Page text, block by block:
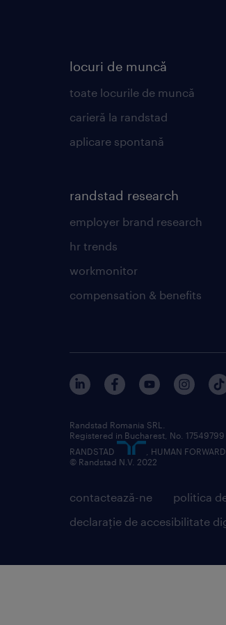
locuri de muncă
toate locurile de muncă
carieră la randstad
aplicare spontană
randstad research
employer brand research
hr trends
workmonitor
compensation & benefits
contactează-ne politica
declarație de accesibilitate
Randstad Romania SRL.
Registered in Bucharest, No.
RANDSTAD
, HUMAN
© Randstad N.V. 2022